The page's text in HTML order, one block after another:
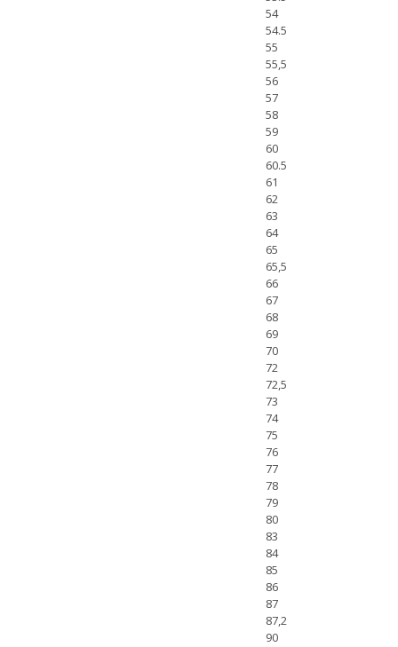
54
54.5
55
55,5
56
57
58
59
60
60.5
61
62
63
64
65
65,5
66
67
68
69
70
72
72,5
73
74
75
76
77
78
79
80
83
84
85
86
87
87,2
90